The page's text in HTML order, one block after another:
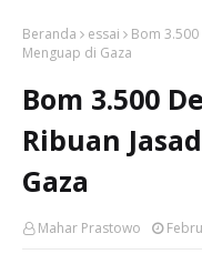
Beranda essai
Bom
Menguap di Gaza
Bom 3.500
Ribuan
Gaza
Mahar Prastowo